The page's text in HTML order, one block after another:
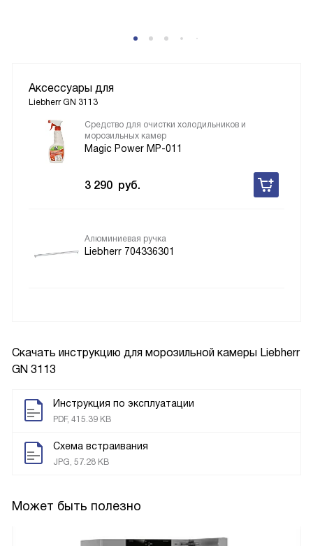
Скачать инструкцию для морозильной камеры Liebherr
GN 3113
Инструкция по эксплуатации
PDF, 415.39 KB
Схема встраивания
JPG, 57.28 KB
Может быть полезно
Аксессуары для
Liebherr GN 3113
Средство для очистки холодильников и
морозильных камер
Magic Power MP-011
3 290 руб.
Алюминиевая ручка
Liebherr 704336301